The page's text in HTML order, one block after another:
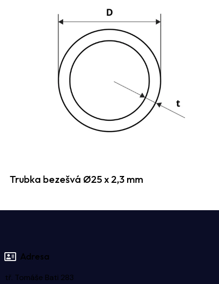
Trubka bezešvá Ø25 x 2,3 mm
Adresa
tř. Tomáše Bati 283